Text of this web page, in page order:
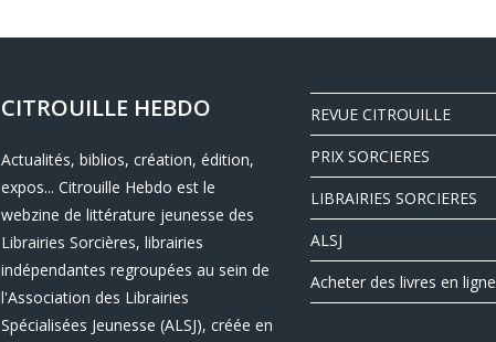
CITROUILLE HEBDO
Actualités, biblios, création, édition,
expos... Citrouille Hebdo est le
webzine de littérature jeunesse des
Librairies Sorcières, librairies
indépendantes regroupées au sein de
l'Association des Librairies
Spécialisées Jeunesse (ALSJ), créée en
REVUE CITROUILLE
PRIX SORCIERES
LIBRAIRIES SORCIERES
ALSJ
Acheter des livres en ligne